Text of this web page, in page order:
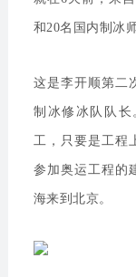
和20名国内制冰
这是李开顺第二
制冰修冰队队
工，只要是工程
参加奥运工程的
海来到北京。